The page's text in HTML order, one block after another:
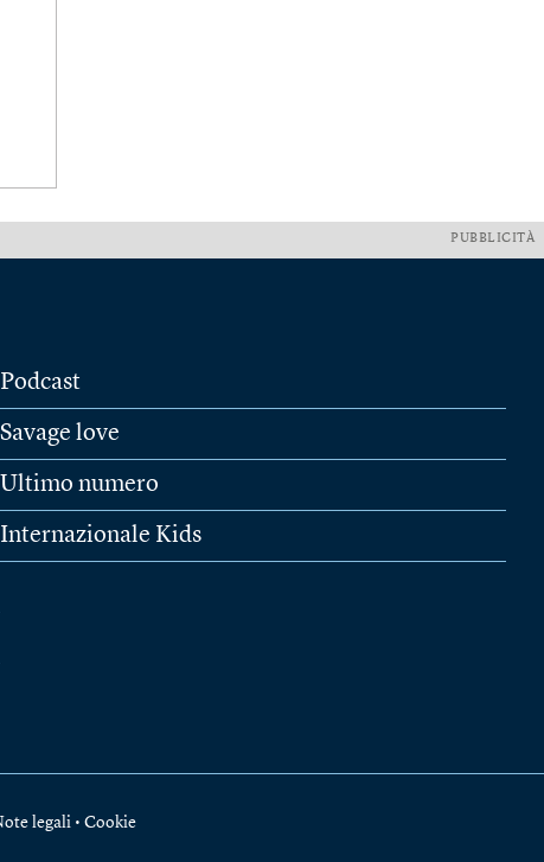
PUBBLICITÀ
Podcast
Savage love
Ultimo numero
Internazionale Kids
legali • Cookie